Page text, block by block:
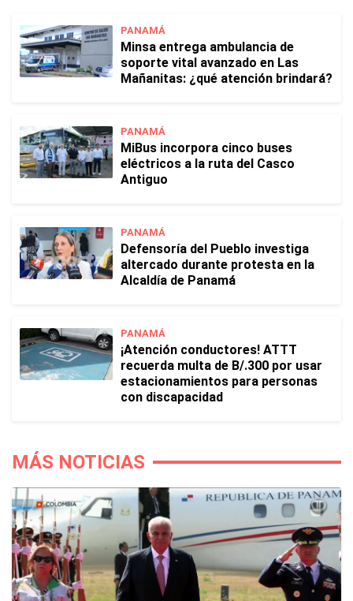
PANAMÁ
Minsa entrega ambulancia de
soporte vital avanzado en Las
Mañanitas: ¿qué atención brindará?
PANAMÁ
MiBus incorpora cinco buses
eléctricos a la ruta del Casco
Antiguo
PANAMÁ
Defensoría del Pueblo investiga
altercado durante protesta en la
Alcaldía de Panamá
PANAMÁ
¡Atención conductores! ATTT
recuerda multa de B/.300 por usar
estacionamientos para personas
con discapacidad
MÁS NOTICIAS